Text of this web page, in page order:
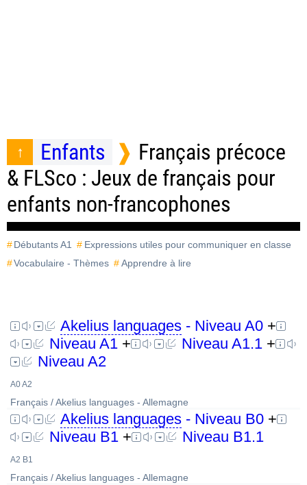
Enfants
Français précoce
& FLSco : Jeux de français pour
enfants non-francophones
Débutants A1
Expressions utiles pour communiquer en classe
Vocabulaire - Thèmes
Apprendre à lire
Akelius languages- Niveau A0 +
Niveau A1 + Niveau A1.1 +
Niveau A2
A0 A2
Français / Akelius languages - Allemagne
Akelius languages- Niveau B0 +
Niveau B1 + Niveau B1.1
A2 B1
Français / Akelius languages - Allemagne